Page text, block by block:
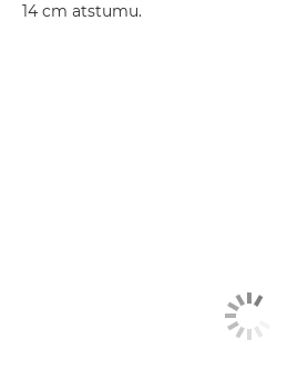
14 cm atstumu.